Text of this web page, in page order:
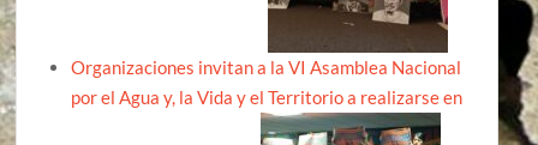
Organizaciones invitan a la VI Asamblea Nacional
por el Agua y, la Vida y el Territorio a realizarse en